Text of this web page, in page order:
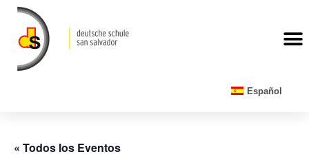
Español
« Todos los Eventos